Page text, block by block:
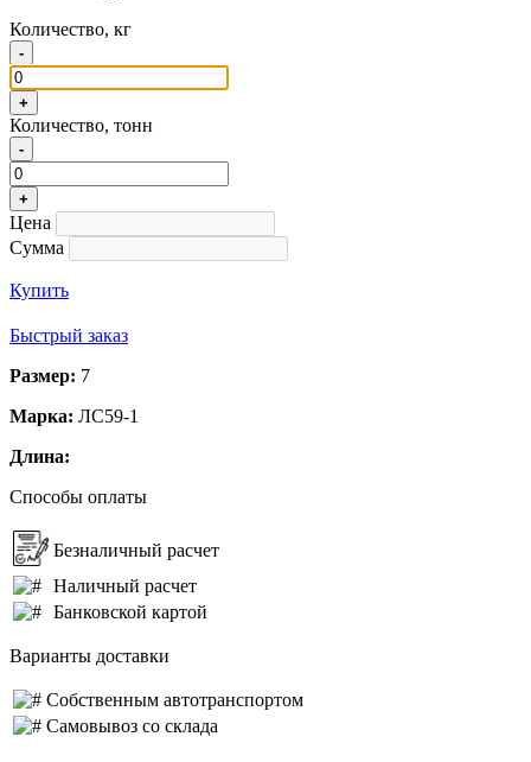
Количество, кг
-
+
Количество, тонн
-
+
Цена
Сумма
Купить
Быстрый заказ
Размер: 7
Марка: ЛС59-1
Длина:
Способы оплаты
Безналичный расчет
Наличный расчет
Банковской картой
Варианты доставки
Собственным автотранспортом
Самовывоз со склада